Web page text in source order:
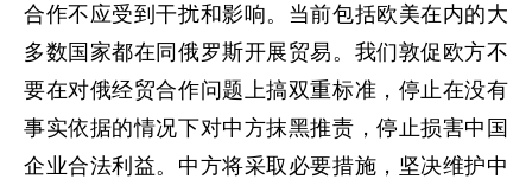
合作不应受到干扰和影响。当前包括欧美在内的大
多数国家都在同俄罗斯开展贸易。我们敦促欧方不
要在对俄经贸合作问题上搞双重标准，停止在没有
事实依据的情况下对中方抹黑推责，停止损害中国
企业合法利益。中方将采取必要措施，坚决维护中